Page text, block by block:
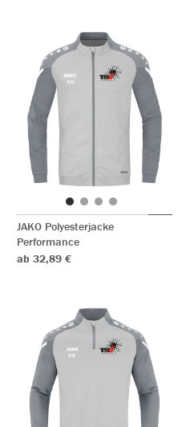
JAKO Polyesterjacke
Performance
ab 32,89 €